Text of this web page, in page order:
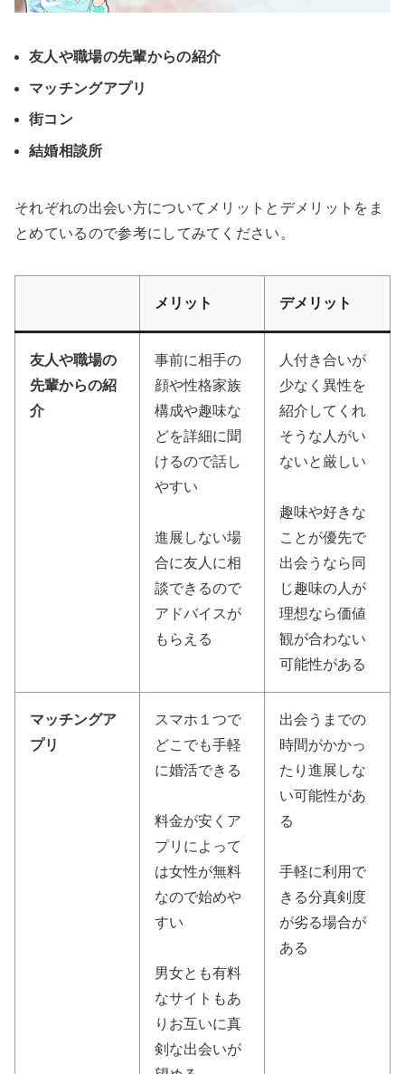
友人や職場の先輩からの紹介
マッチングアプリ
街コン
結婚相談所
それぞれの出会い方についてメリットとデメリットをま
とめているので参考にしてみてください。
メリット デメリット
友人や職場の
先輩からの紹
介
事前に相手の
顔や性格家族
構成や趣味な
どを詳細に聞
けるので話し
やすい
進展しない場
合に友人に相
談できるので
アドバイスが
もらえる
人付き合いが
少なく異性を
紹介してくれ
そうな人がい
ないと厳しい
趣味や好きな
ことが優先で
出会うなら同
じ趣味の人が
理想なら価値
観が合わない
可能性がある
マッチングア
プリ
スマホ１つで
どこでも手軽
に婚活できる
料金が安くア
プリによって
は女性が無料
なので始めや
すい
男女とも有料
なサイトもあ
りお互いに真
剣な出会いが
出会うまでの
時間がかかっ
たり進展しな
い可能性があ
る
手軽に利用で
きる分真剣度
が劣る場合が
ある